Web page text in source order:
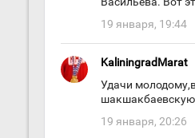
19 января, 19:44
KaliningradMarat
Удачи
19 января, 20:26